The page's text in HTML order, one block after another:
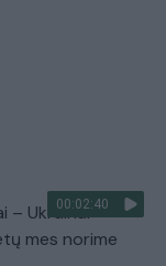
00:02:40
– Ukrainai
mes norime